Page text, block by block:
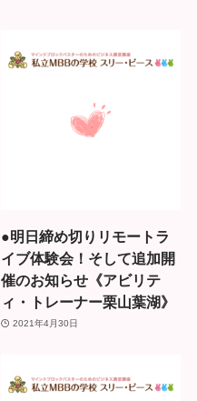
●明日締め切りリモートラ
イブ体験会！そして追加開
催のお知らせ《アビリテ
ィ・トレーナー栗山葉湖》
2021年4月30日